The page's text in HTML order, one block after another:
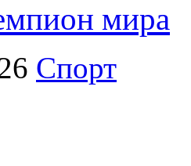
мира
Спорт